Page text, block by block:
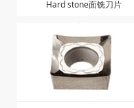
Hard stone面铣刀片